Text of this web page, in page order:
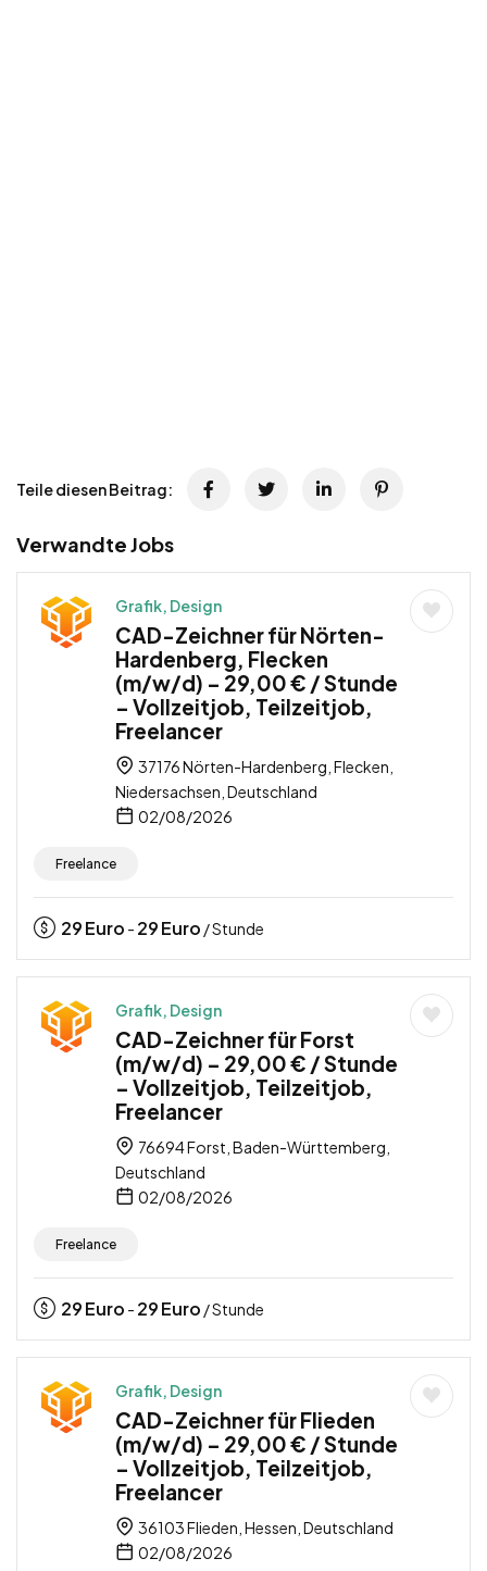
Teile diesen Beitrag:
Verwandte Jobs
Grafik, Design
CAD-Zeichner für Nörten-
Hardenberg, Flecken
(m/w/d) – 29,00 € / Stunde
– Vollzeitjob, Teilzeitjob,
Freelancer
37176 Nörten-Hardenberg, Flecken,
Niedersachsen, Deutschland
02/08/2026
Freelance
29Euro - 29Euro / Stunde
Grafik, Design
CAD-Zeichner für Forst
(m/w/d) – 29,00 € / Stunde
– Vollzeitjob, Teilzeitjob,
Freelancer
76694 Forst, Baden-Württemberg,
Deutschland
02/08/2026
Freelance
29Euro - 29Euro / Stunde
Grafik, Design
CAD-Zeichner für Flieden
(m/w/d) – 29,00 € / Stunde
– Vollzeitjob, Teilzeitjob,
Freelancer
36103 Flieden, Hessen, Deutschland
02/08/2026